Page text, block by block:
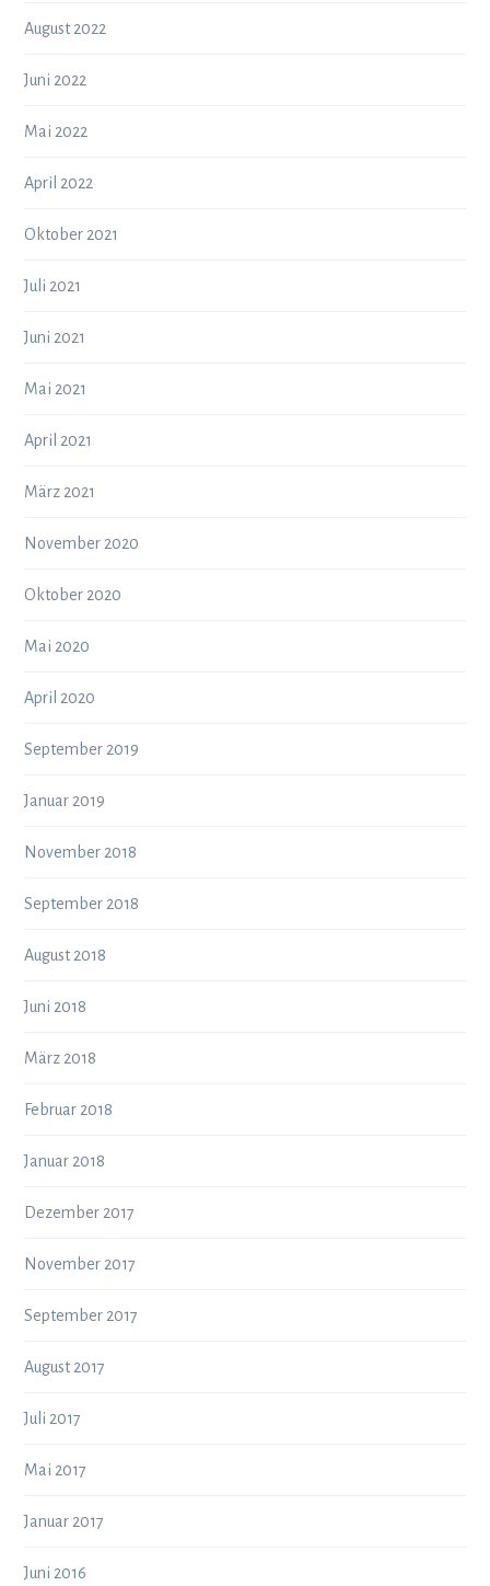
August 2022
Juni 2022
Mai 2022
April 2022
Oktober 2021
Juli 2021
Juni 2021
Mai 2021
April 2021
März 2021
November 2020
Oktober 2020
Mai 2020
April 2020
September 2019
Januar 2019
November 2018
September 2018
August 2018
Juni 2018
März 2018
Februar 2018
Januar 2018
Dezember 2017
November 2017
September 2017
August 2017
Juli 2017
Mai 2017
Januar 2017
Juni 2016